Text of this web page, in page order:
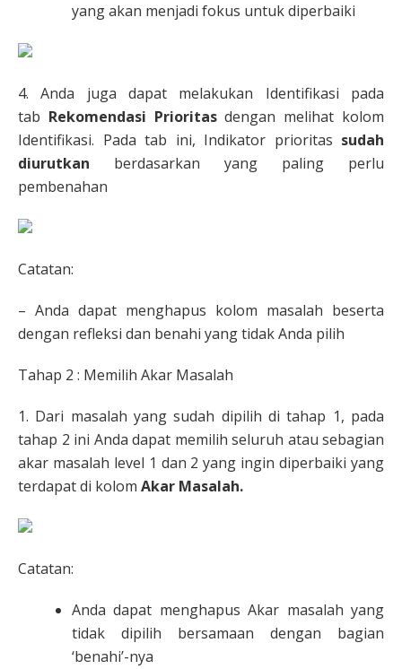
yang akan menjadi fokus untuk diperbaiki
4. Anda juga dapat melakukan Identifikasi pada
tab Rekomendasi Prioritasdengan melihat kolom
Identifikasi. Pada tab ini, Indikator prioritas sudah
diurutkan berdasarkan yang paling perlu
pembenahan
Catatan:
– Anda dapat menghapus kolom masalah beserta
dengan refleksi dan benahi yang tidak Anda pilih
Tahap 2 : Memilih Akar Masalah
1. Dari masalah yang sudah dipilih di tahap 1, pada
tahap 2 ini Anda dapat memilih seluruh atau sebagian
akar masalah level 1 dan 2 yang ingin diperbaiki yang
terdapat di kolom Akar Masalah.
Catatan:
Anda dapat menghapus Akar masalah yang
tidak dipilih bersamaan dengan bagian
‘benahi’-nya